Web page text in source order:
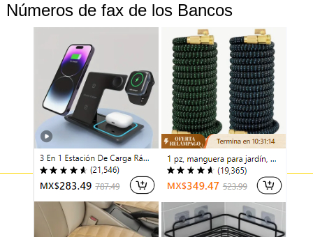
Números de fax de los Bancos